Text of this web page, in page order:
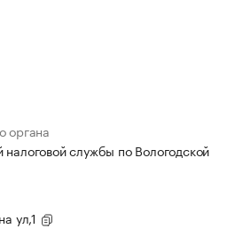
органа
службы по Вологодской
ул,1